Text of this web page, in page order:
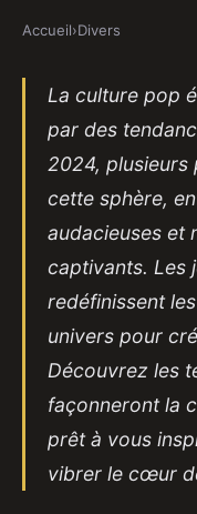
Accueil›Divers
La culture pop
par des
2024, plusieurs
cette sphère,
audacieuses et
captivants. Les
redéfinissent
univers pour
Découvrez les
façonneront la
prêt à vous
vibrer le cœur